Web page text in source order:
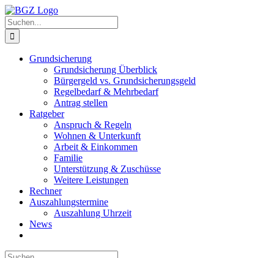
Zum
Inhalt
springen
Suche
nach:
Grundsicherung
Grundsicherung Überblick
Bürgergeld vs. Grundsicherungsgeld
Regelbedarf & Mehrbedarf
Antrag stellen
Ratgeber
Anspruch & Regeln
Wohnen & Unterkunft
Arbeit & Einkommen
Familie
Unterstützung & Zuschüsse
Weitere Leistungen
Rechner
Auszahlungstermine
Auszahlung Uhrzeit
News
Suche